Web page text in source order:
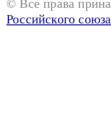
© Все права
Российского